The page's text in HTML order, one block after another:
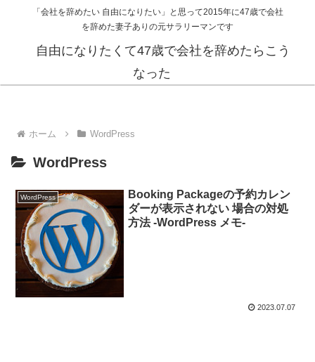
「会社を辞めたい 自由になりたい」と思って2015年に47歳で会社
を辞めた妻子ありの元サラリーマンです
自由になりたくて47歳で会社を辞めたらこう
なった
ホーム WordPress
WordPress
WordPress
Booking Packageの予約カレン
ダーが表示されない 場合の対処
方法 -WordPress メモ-
2023.07.07